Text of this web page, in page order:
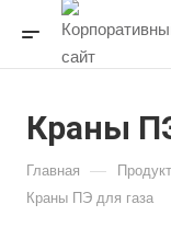
Краны
Главная —
Краны ПЭ для газа